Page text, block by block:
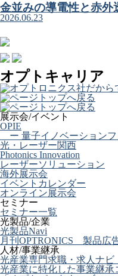
金並みの導電性と赤外
2026.06.23
オプトキャリア
展示会/イベント
OPIE
ー 量子イノベーションフ
光・レーザー関西
Photonics Innovation
レーザーソリューション
海外展示会
イベントカレンダー
オンライン展示会
セミナー
セミナー一覧
光製品/企業
光製品Navi
月刊OPTRONICS 製品広
人材/事業継承
光産業専門求職・求人ナビ
光産業に特化した事業継承